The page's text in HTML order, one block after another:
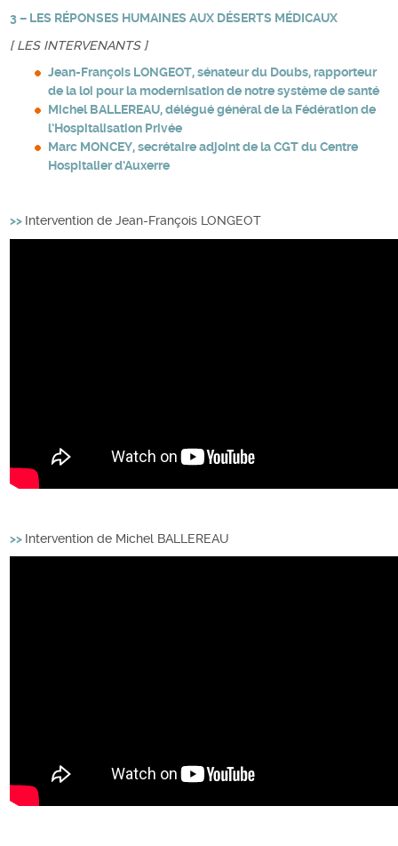
3 – LES RÉPONSES HUMAINES AUX DÉSERTS MÉDICAUX
[ LES INTERVENANTS ]
Jean-François LONGEOT, sénateur du Doubs, rapporteur
de la loi pour la modernisation de notre système de santé
Michel BALLEREAU, délégué général de la Fédération de
l’Hospitalisation Privée
Marc MONCEY, secrétaire adjoint de la CGT du Centre
Hospitalier d’Auxerre
>> Intervention de Jean-François LONGEOT
>> Intervention de Michel BALLEREAU